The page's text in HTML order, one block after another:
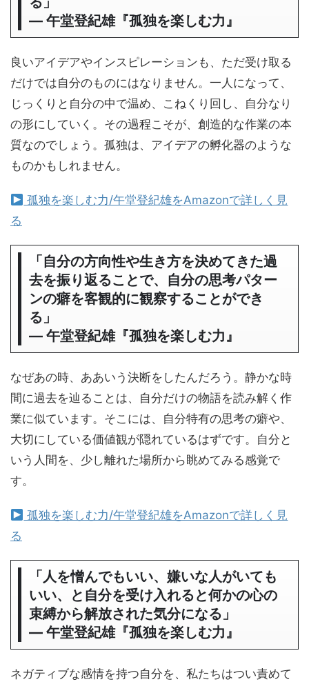
― 午堂登紀雄『孤独を楽しむ力』
良いアイデアやインスピレーションも、ただ受け取る
だけでは自分のものにはなりません。一人になって、
じっくりと自分の中で温め、こねくり回し、自分なり
の形にしていく。その過程こそが、創造的な作業の本
質なのでしょう。孤独は、アイデアの孵化器のような
ものかもしれません。
孤独を楽しむ力/午堂登紀雄をAmazonで詳しく見
る
「自分の方向性や生き方を決めてきた過
去を振り返ることで、自分の思考パター
ンの癖を客観的に観察することができ
る」
― 午堂登紀雄『孤独を楽しむ力』
なぜあの時、ああいう決断をしたんだろう。静かな時
間に過去を辿ることは、自分だけの物語を読み解く作
業に似ています。そこには、自分特有の思考の癖や、
大切にしている価値観が隠れているはずです。自分と
いう人間を、少し離れた場所から眺めてみる感覚で
す。
孤独を楽しむ力/午堂登紀雄をAmazonで詳しく見
る
「人を憎んでもいい、嫌いな人がいても
いい、と自分を受け入れると何かの心の
束縛から解放された気分になる」
― 午堂登紀雄『孤独を楽しむ力』
ネガティブな感情を持つ自分を、私たちはつい責めて